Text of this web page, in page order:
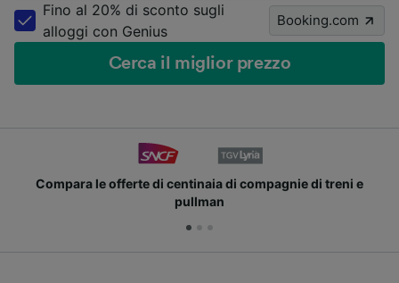
Fino al 20% di sconto sugli
alloggi con Genius
Booking.com
Cerca il miglior prezzo
le offerte di centinaia di compagnie di treni e